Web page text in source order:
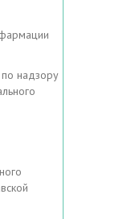
надзору